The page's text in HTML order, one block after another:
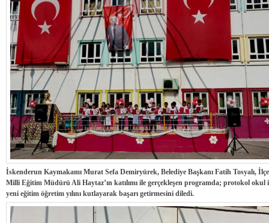
İskenderun Kaymakamı Murat Sefa Demiryürek, Belediye Başkanı Fatih Tosyalı,
Milli Eğitim Müdürü Ali Haytaz’ın katılımı ile gerçekleşen programda; protokol
yeni eğitim öğretim yılını kutlayarak başarı getirmesini diledi.